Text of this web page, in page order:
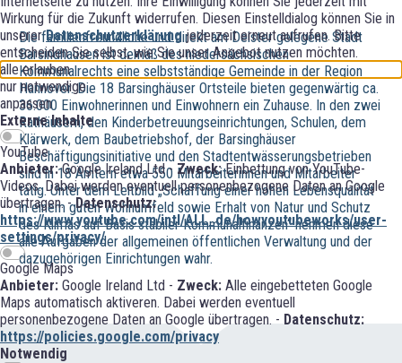
Wirkung für die Zukunft widerrufen. Diesen Einstelldialog können Sie in
unsererDatenschutzerklärungjederzeit erneut aufrufen. Bitte
entscheiden Sie selbst, wie Sie unser Angebot nutzen möchten.
alle erlauben
nur notwendige
anpassen
Externe Inhalte
YouTube
Anbieter:Google Ireland Ltd - Zweck:Einbettung von YouTube-
Videos. Dabei werden eventuell personenbezogene Daten an Google
übertragen. -Datenschutz:
https://www.youtube.com/intl/ALL_de/howyoutubeworks/user-
settings/privacy/
Google Maps
Anbieter: Google Ireland Ltd - Zweck: Alle eingebetteten Google
Maps automatisch aktiveren. Dabei werden eventuell
personenbezogene Daten an Google übertragen. - Datenschutz:
https://policies.google.com/privacy
Notwendig
Die familienfreundliche und direkt am Deister gelegene Stadt
Barsinghausen ist gemäß des niedersächsischen
Kommunalrechts eine selbstständige Gemeinde in der Region
Hannover. Die 18 Barsinghäuser Ortsteile bieten gegenwärtig ca.
36.000 Einwohnerinnen und Einwohnern ein Zuhause. In den zwei
Rathäusern, den Kinderbetreuungseinrichtungen, Schulen, dem
Klärwerk, dem Baubetriebshof, der Barsinghäuser
Beschäftigungsinitiative und den Stadtentwässerungsbetrieben
sind in 18 Ämtern etwa 550 Mitarbeiterinnen und Mitarbeiter
tätig. Unter dem Leitbild „Schaffung einer hohen Lebensqualität
in einem guten Wohnumfeld sowie Erhalt von Natur und Schutz
des Klimas auf Basis stabiler Kommunalfinanzen“ nehmen diese
alle Aufgaben der allgemeinen öffentlichen Verwaltung und der
dazugehörigen Einrichtungen wahr.